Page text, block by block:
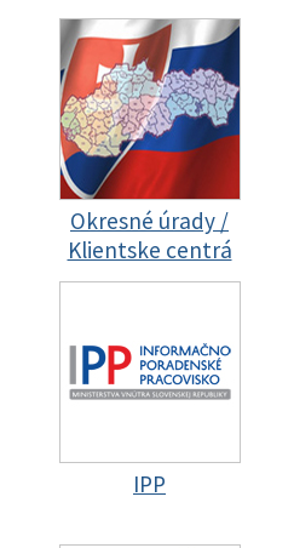
Okresné úrady /
Klientske centrá
IPP